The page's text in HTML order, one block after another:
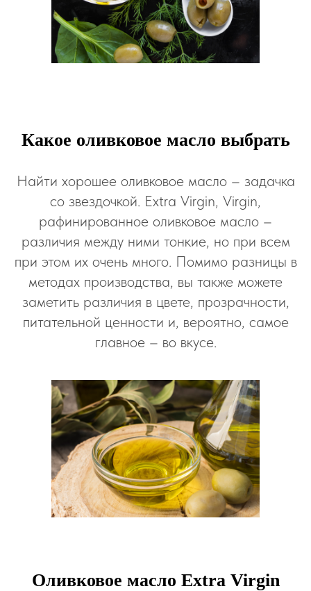
Какое оливковое масло выбрать
Найти хорошее оливковое масло – задачка
со звездочкой. Extra Virgin, Virgin,
рафинированное оливковое масло –
различия между ними тонкие, но при всем
при этом их очень много. Помимо разницы в
методах производства, вы также можете
заметить различия в цвете, прозрачности,
питательной ценности и, вероятно, самое
главное – во вкусе.
Оливковое масло Extra Virgin